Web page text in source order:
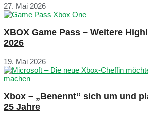
27. Mai 2026
XBOX Game Pass – Weitere
2026
19. Mai 2026
Xbox – „Benennt“ sich um und
25 Jahre